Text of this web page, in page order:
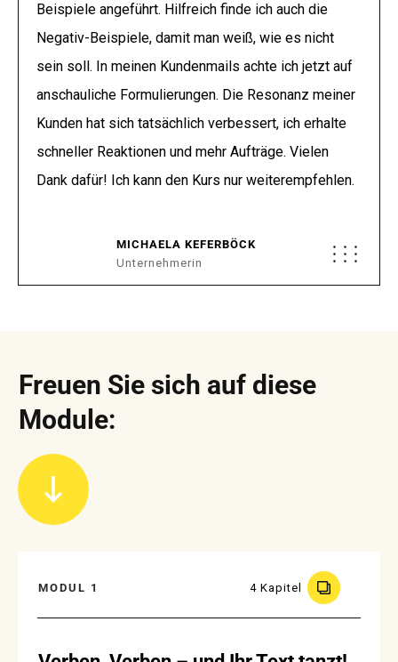
Beispiele angeführt. Hilfreich finde ich auch die
Negativ-Beispiele, damit man weiß, wie es nicht
sein soll. In meinen Kundenmails achte ich jetzt auf
anschauliche Formulierungen. Die Resonanz meiner
Kunden hat sich tatsächlich verbessert, ich erhalte
schneller Reaktionen und mehr Aufträge. Vielen
Dank dafür! Ich kann den Kurs nur weiterempfehlen.
MICHAELA KEFERBÖCK
Unternehmerin
Freuen Sie sich auf diese
Module:
MODUL 1 4 Kapitel